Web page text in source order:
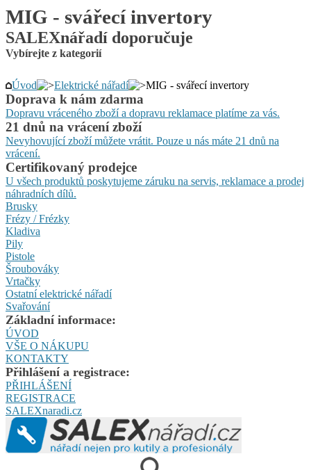
MIG - svářecí invertory
SALEXnářadí doporučuje
Vybírejte z kategorií
Úvod Elektrické nářadí MIG - svářecí invertory
Doprava k nám zdarma
Dopravu vráceného zboží a dopravu reklamace platíme za vás.
21 dnů na vrácení zboží
Nevyhovující zboží můžete vrátit. Pouze u nás máte 21 dnů na
vrácení.
Certifikovaný prodejce
U všech produktů poskytujeme záruku na servis, reklamace a prodej
náhradních dílů.
Brusky
Frézy / Frézky
Kladiva
Pily
Pistole
Šroubováky
Vrtačky
Ostatní elektrické nářadí
Svařování
Základní informace:
ÚVOD
VŠE O NÁKUPU
KONTAKTY
Přihlášení a registrace:
PŘIHLÁŠENÍ
REGISTRACE
SALEXnaradi.cz